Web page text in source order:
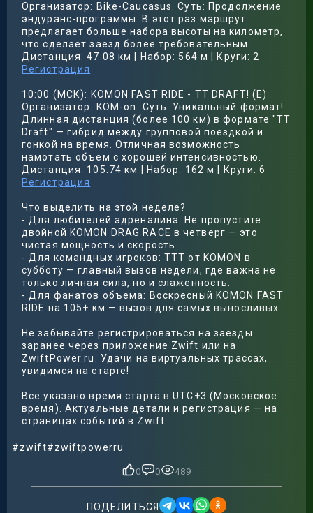
Организатор: Bike-Caucasus. Суть: Продолжение
эндуранс-программы. В этот раз маршрут
предлагает больше набора высоты на километр,
что сделает заезд более требовательным.
Дистанция: 47.08 км | Набор: 564 м | Круги: 2
Регистрация
10:00 (МСК): KOMON FAST RIDE - TT DRAFT! (E)
Организатор: KOM-on. Суть: Уникальный формат!
Длинная дистанция (более 100 км) в формате "TT
Draft" — гибрид между групповой поездкой и
гонкой на время. Отличная возможность
намотать объем с хорошей интенсивностью.
Дистанция: 105.74 км | Набор: 162 м | Круги: 6
Регистрация
Что выделить на этой неделе?
- Для любителей адреналина: Не пропустите
двойной KOMON DRAG RACE в четверг — это
чистая мощность и скорость.
- Для командных игроков: TTT от KOMON в
субботу — главный вызов недели, где важна не
только личная сила, но и слаженность.
- Для фанатов объема: Воскресный KOMON FAST
RIDE на 105+ км — вызов для самых выносливых.
Не забывайте регистрироваться на заезды
заранее через приложение Zwift или на
ZwiftPower.ru. Удачи на виртуальных трассах,
увидимся на старте!
Все указано время старта в UTC+3 (Московское
время). Актуальные детали и регистрация — на
страницах событий в Zwift.
#zwift#zwiftpowerru
0 0 489
ПОДЕЛИТЬСЯ